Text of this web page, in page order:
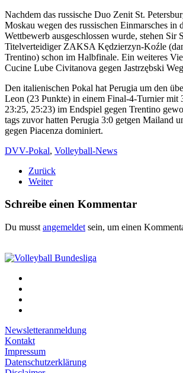
Nachdem das russische Duo Zenit St.
Moskau wegen des russischen Einmarsches in
Wettbewerb ausgeschlossen wurde, stehen Sir
Titelverteidiger ZAKSA Kędzierzyn-Koźle
Trentino) schon im Halbfinale. Ein weiteres
Cucine Lube Civitanova gegen Jastrzębski
Den italienischen Pokal hat Perugia um den
Leon (23 Punkte) in einem Final-4-Turnier mit
23:25, 25:23) im Endspiel gegen Trentino
tags zuvor hatten Perugia 3:0 getgen Mailand
gegen Piacenza dominiert.
DVV-Pokal, Volleyball-News
Zurück
Weiter
Schreibe einen Kommentar
Du musst angemeldet sein, um einen
Newsletteranmeldung
Kontakt
Impressum
Datenschutzerklärung